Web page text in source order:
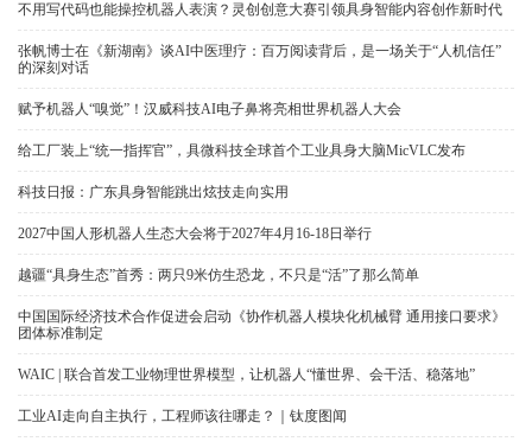
不用写代码也能操控机器人表演？灵创创意大赛引领具身智能内容创作新时代
张帆博士在《新湖南》谈AI中医理疗：百万阅读背后，是一场关于“人机信任”
的深刻对话
赋予机器人“嗅觉”！汉威科技AI电子鼻将亮相世界机器人大会
给工厂装上“统一指挥官”，具微科技全球首个工业具身大脑MicVLC发布
科技日报：广东具身智能跳出炫技走向实用
2027中国人形机器人生态大会将于2027年4月16-18日举行
越疆“具身生态”首秀：两只9米仿生恐龙，不只是“活”了那么简单
中国国际经济技术合作促进会启动《协作机器人模块化机械臂 通用接口要求》
团体标准制定
WAIC | 联合首发工业物理世界模型，让机器人“懂世界、会干活、稳落地”
工业AI走向自主执行，工程师该往哪走？｜钛度图闻